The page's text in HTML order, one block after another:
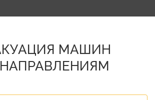
МАШИН